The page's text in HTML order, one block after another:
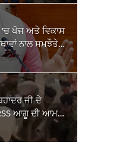
'ਚ ਖੋਜ ਅਤੇ ਵਿਕਾਸ
ਨਾਲ ਸਮਝੌਤੇ
ਜੀ ਦੇ
ਆਗੂ ਦੀ ਆਮਦ